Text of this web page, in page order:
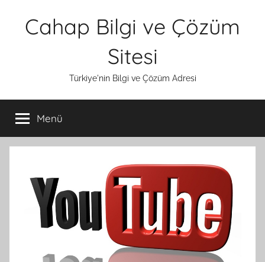
Cahap Bilgi ve Çözüm
Sitesi
Türkiye'nin Bilgi ve Çözüm Adresi
Menü